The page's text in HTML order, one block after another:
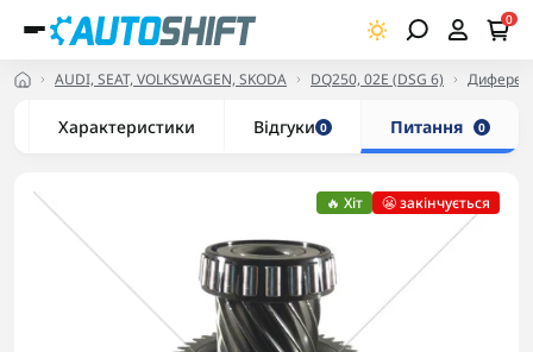
0
AUDI, SEAT, VOLKSWAGEN, SKODA DQ250, 02E (DSG 6)
Характеристики Відгуки 0 Питання 0
🔥 Хіт 😬 закінчується